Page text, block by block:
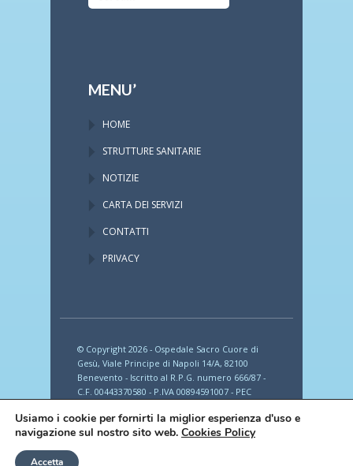
MENU’
HOME
STRUTTURE SANITARIE
NOTIZIE
CARTA DEI SERVIZI
CONTATTI
PRIVACY
© Copyright 2026 - Ospedale Sacro Cuore di
Gesù, Viale Principe di Napoli 14/A, 82100
Benevento - Iscritto al R.P.G. numero 666/87 -
C.F. 00443370580 - P.IVA 00894591007 - PEC
Usiamo i cookie per fornirti la miglior esperienza d'uso e
navigazione sul nostro sito web. Cookies Policy
Accetta